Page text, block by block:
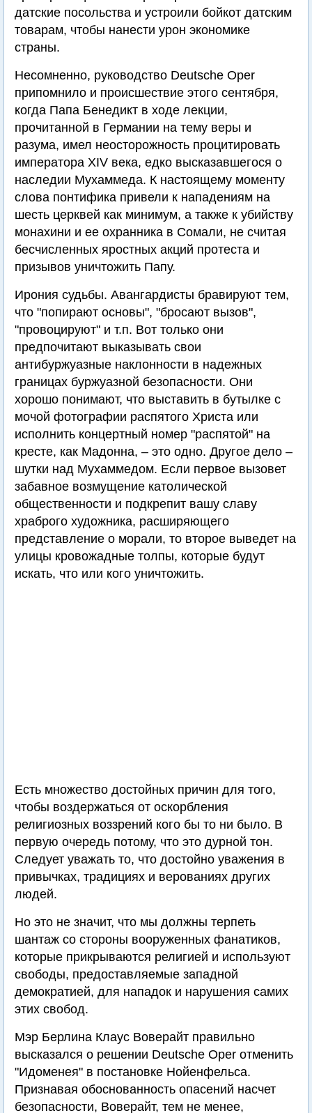
датские посольства и устроили бойкот датским
товарам, чтобы нанести урон экономике
страны.
Несомненно, руководство Deutsche Oper
припомнило и происшествие этого сентября,
когда Папа Бенедикт в ходе лекции,
прочитанной в Германии на тему веры и
разума, имел неосторожность процитировать
императора XIV века, едко высказавшегося о
наследии Мухаммеда. К настоящему моменту
слова понтифика привели к нападениям на
шесть церквей как минимум, а также к убийству
монахини и ее охранника в Сомали, не считая
бесчисленных яростных акций протеста и
призывов уничтожить Папу.
Ирония судьбы. Авангардисты бравируют тем,
что "попирают основы", "бросают вызов",
"провоцируют" и т.п. Вот только они
предпочитают выказывать свои
антибуржуазные наклонности в надежных
границах буржуазной безопасности. Они
хорошо понимают, что выставить в бутылке с
мочой фотографии распятого Христа или
исполнить концертный номер "распятой" на
кресте, как Мадонна, – это одно. Другое дело –
шутки над Мухаммедом. Если первое вызовет
забавное возмущение католической
общественности и подкрепит вашу славу
храброго художника, расширяющего
представление о морали, то второе выведет на
улицы кровожадные толпы, которые будут
искать, что или кого уничтожить.
Есть множество достойных причин для того,
чтобы воздержаться от оскорбления
религиозных воззрений кого бы то ни было. В
первую очередь потому, что это дурной тон.
Следует уважать то, что достойно уважения в
привычках, традициях и верованиях других
людей.
Но это не значит, что мы должны терпеть
шантаж со стороны вооруженных фанатиков,
которые прикрываются религией и используют
свободы, предоставляемые западной
демократией, для нападок и нарушения самих
этих свобод.
Мэр Берлина Клаус Воверайт правильно
высказался о решении Deutsche Oper отменить
"Идоменея" в постановке Нойенфельса.
Признавая обоснованность опасений насчет
безопасности, Воверайт, тем не менее,